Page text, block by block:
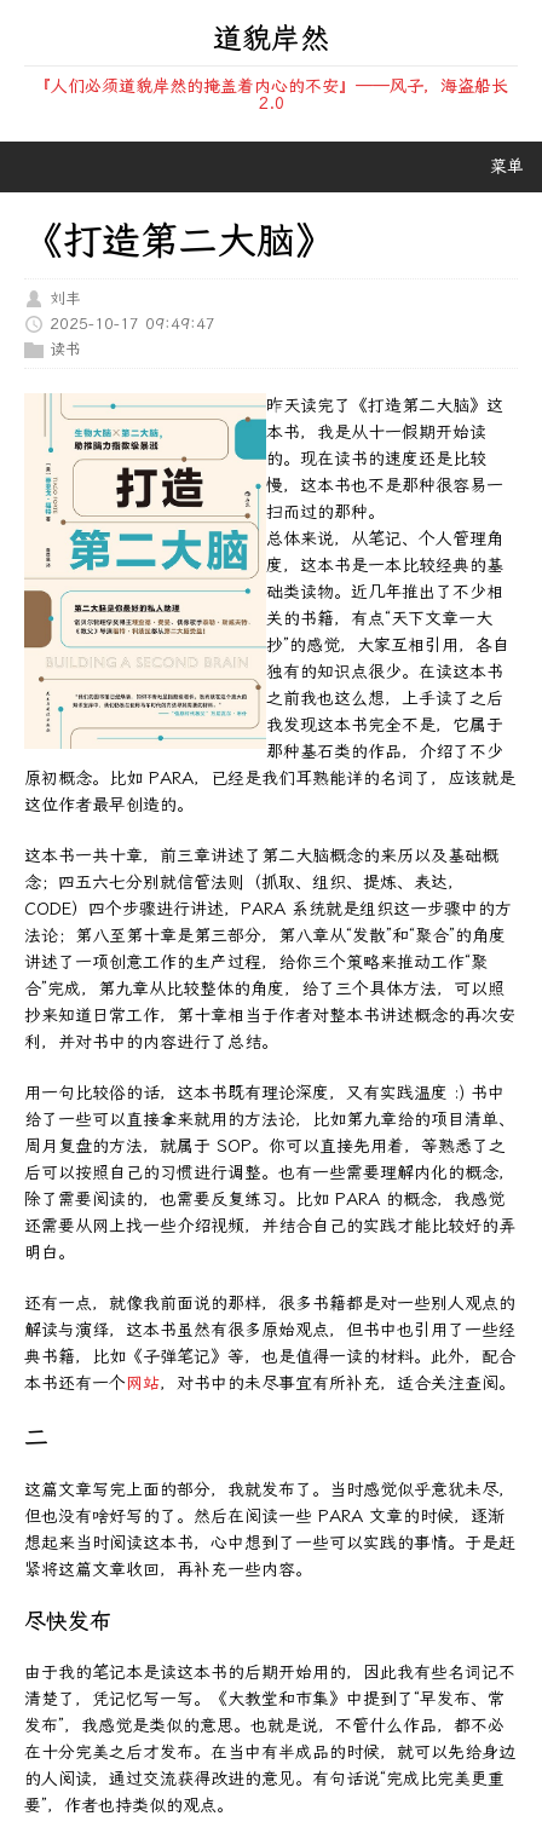
道貌岸然
『人们必须道貌岸然的掩盖着内心的不安』——风子，海盗船长
2.0
菜单
《打造第二大脑》
刘丰
2025-10-17 09:49:47
读书
昨天读完了《打造第二大脑》这
本书，我是从十一假期开始读
的。现在读书的速度还是比较
慢，这本书也不是那种很容易一
扫而过的那种。
总体来说，从笔记、个人管理角
度，这本书是一本比较经典的基
础类读物。近几年推出了不少相
关的书籍，有点“天下文章一大
抄”的感觉，大家互相引用，各自
独有的知识点很少。在读这本书
之前我也这么想，上手读了之后
我发现这本书完全不是，它属于
那种基石类的作品，介绍了不少
原初概念。比如 PARA，已经是我们耳熟能详的名词了，应该就是
这位作者最早创造的。
这本书一共十章，前三章讲述了第二大脑概念的来历以及基础概
念；四五六七分别就信管法则（抓取、组织、提炼、表达，
CODE）四个步骤进行讲述，PARA 系统就是组织这一步骤中的方
法论；第八至第十章是第三部分，第八章从“发散”和“聚合”的角度
讲述了一项创意工作的生产过程，给你三个策略来推动工作“聚
合”完成，第九章从比较整体的角度，给了三个具体方法，可以照
抄来知道日常工作，第十章相当于作者对整本书讲述概念的再次安
利，并对书中的内容进行了总结。
用一句比较俗的话，这本书既有理论深度，又有实践温度 :) 书中
给了一些可以直接拿来就用的方法论，比如第九章给的项目清单、
周月复盘的方法，就属于 SOP。你可以直接先用着，等熟悉了之
后可以按照自己的习惯进行调整。也有一些需要理解内化的概念，
除了需要阅读的，也需要反复练习。比如 PARA 的概念，我感觉
还需要从网上找一些介绍视频，并结合自己的实践才能比较好的弄
明白。
还有一点，就像我前面说的那样，很多书籍都是对一些别人观点的
解读与演绎，这本书虽然有很多原始观点，但书中也引用了一些经
典书籍，比如《子弹笔记》等，也是值得一读的材料。此外，配合
本书还有一个网站，对书中的未尽事宜有所补充，适合关注查阅。
二
这篇文章写完上面的部分，我就发布了。当时感觉似乎意犹未尽，
但也没有啥好写的了。然后在阅读一些 PARA 文章的时候，逐渐
想起来当时阅读这本书，心中想到了一些可以实践的事情。于是赶
紧将这篇文章收回，再补充一些内容。
尽快发布
由于我的笔记本是读这本书的后期开始用的，因此我有些名词记不
清楚了，凭记忆写一写。《大教堂和市集》中提到了“早发布、常
发布”，我感觉是类似的意思。也就是说，不管什么作品，都不必
在十分完美之后才发布。在当中有半成品的时候，就可以先给身边
的人阅读，通过交流获得改进的意见。有句话说“完成比完美更重
要”，作者也持类似的观点。